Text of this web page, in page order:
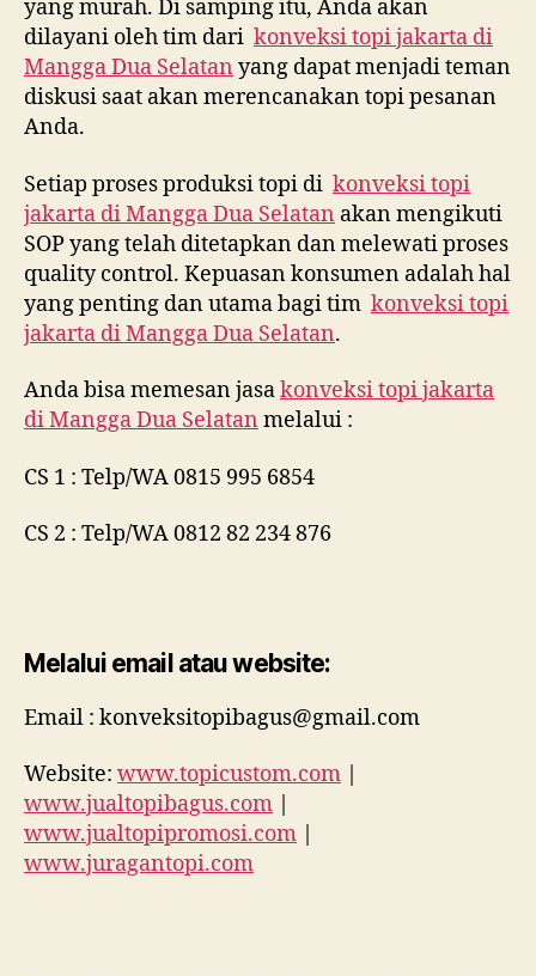
yang murah. Di samping itu, Anda akan
dilayani oleh tim dari konveksi topi jakarta di
Mangga Dua Selatan yang dapat menjadi teman
diskusi saat akan merencanakan topi pesanan
Anda.
Setiap proses produksi topi di konveksi topi
jakarta diMangga Dua Selatan akan mengikuti
SOP yang telah ditetapkan dan melewati proses
quality control. Kepuasan konsumen adalah hal
yang penting dan utama bagi tim konveksi topi
jakarta diMangga Dua Selatan.
Anda bisa memesan jasakonveksi topi jakarta
diMangga Dua Selatan melalui :
CS 1 : Telp/WA 0815 995 6854
CS 2 : Telp/WA 0812 82 234 876
Melalui email atau website:
Email : konveksitopibagus@gmail.com
Website: www.topicustom.com
www.jualtopibagus.com
www.jualtopipromosi.com
www.juragantopi.com